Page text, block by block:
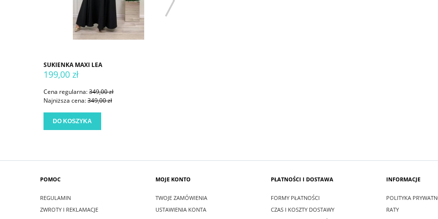
SUKIENKA MAXI LEA
199,00 zł
Cena regularna:349,00 zł
Najniższa cena:349,00 zł
DO KOSZYKA
POMOC
REGULAMIN
ZWROTY I REKLAMACJE
MOJE KONTO
TWOJE ZAMÓWIENIA
USTAWIENIA KONTA
PŁATNOŚCI I DOSTAWA
FORMY PŁATNOŚCI
CZAS I KOSZTY DOSTAWY
INFORMACJE
POLITYKA
RATY